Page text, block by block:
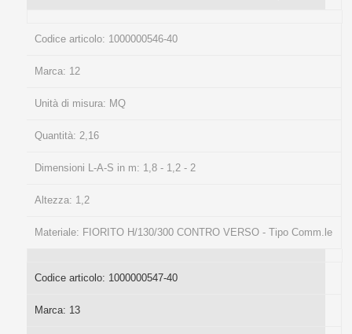
Codice articolo: 1000000546-40
Marca: 12
Unità di misura: MQ
Quantità: 2,16
Dimensioni L-A-S in m: 1,8 - 1,2 - 2
Altezza: 1,2
Materiale: FIORITO H/130/300 CONTRO VERSO - Tipo Comm.le
Codice articolo: 1000000547-40
Marca: 13